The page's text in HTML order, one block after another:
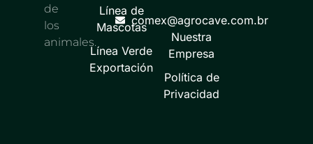
de
los
animales.
Línea de
Mascotas
Línea Verde
Exportación
comex@agrocave.com.br
Nuestra
Empresa
Política de
Privacidad​